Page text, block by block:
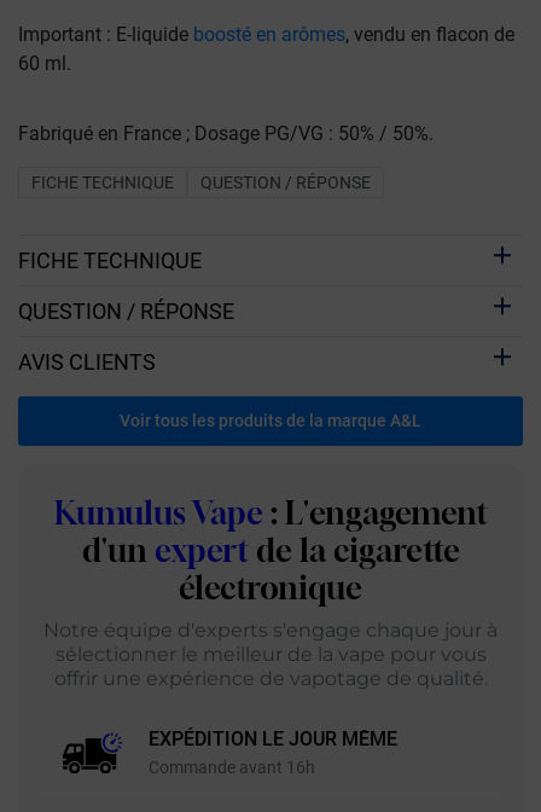
Important : E-liquide boosté en arômes, vendu en flacon de
60 ml.
Fabriqué en France ; Dosage PG/VG : 50% / 50%.
FICHE TECHNIQUE QUESTION / RÉPONSE
FICHE TECHNIQUE
QUESTION / RÉPONSE
AVIS CLIENTS
Voir tous les produits de la marque A&L
Kumulus Vape : L'engagement
d'un expert de la cigarette
électronique
Notre équipe d'experts s'engage chaque jour à
sélectionner le meilleur de la vape pour vous
offrir une expérience de vapotage de qualité.
EXPÉDITION LE JOUR MÊME
Commande avant 16h